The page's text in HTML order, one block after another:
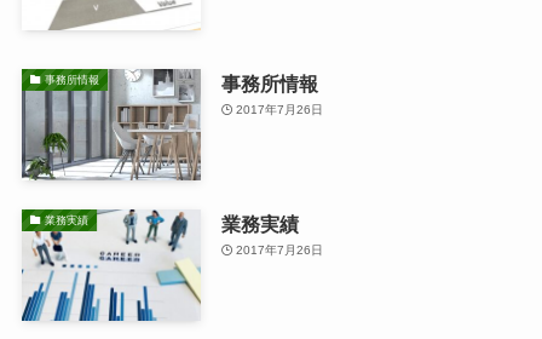
事務所情報 事務所情報
2017年7月26日
業務実績 業務実績
2017年7月26日